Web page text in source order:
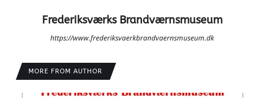
Frederiksværks Brandværnsmuseum
https://www.frederiksvaerkbrandvaernsmuseum.dk
MORE FROM AUTHOR